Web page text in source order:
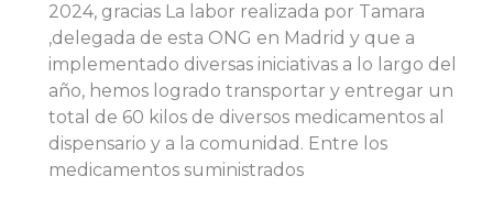
2024, gracias La labor realizada por Tamara
,delegada de esta ONG en Madrid y que a
implementado diversas iniciativas a lo largo del
año, hemos logrado transportar y entregar un
total de 60 kilos de diversos medicamentos al
dispensario y a la comunidad. Entre los
medicamentos suministrados